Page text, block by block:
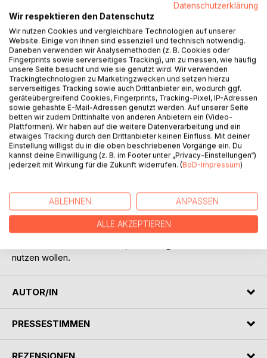
Selbstcoaching mit NLP - Band 2 versammelt 100 weitere
bewährte Formate der neurolinguistischen Programmierung
in kompakter und praxisnaher Form.
Alle Formate stammen direkt aus der erfolgreichen Reihe
der NLP-Formate und wurden unverändert übernommen.
Die Nummerierung bleibt bewusst identisch, sodass dieses
Buch nahtlos an die bestehenden Bände anschließt und als
systematisches Nachschlagewerk genutzt werden kann.
Ob Veränderung von Gewohnheiten, emotionale
Stabilisierung, Zielarbeit oder persönliche
Weiterentwicklung - die enthaltenen Formate bieten
konkrete, sofort anwendbare Werkzeuge für das
Selbstcoaching.
Im Unterschied zu den Einzelbänden liegt der Fokus dieses
sind in einem Band gebündelt und bewusst ohne Farbdruck
gestaltet, um einen günstigen und praktischen Zugang zu
Dieses Buch richtet sich an Anwender, Coaches und alle,
nutzen wollen.
AUTOR/IN
PRESSESTIMMEN
REZENSIONEN
Datenschutzerklärung
Wir respektieren den Datenschutz
Wir nutzen Cookies und vergleichbare Technologien auf unserer
Website. Einige von ihnen sind essenziell und technisch notwendig.
Daneben verwenden wir Analysemethoden (z. B. Cookies oder
Fingerprints sowie serverseitiges Tracking), um zu messen, wie häufig
unsere Seite besucht und wie sie genutzt wird. Wir verwenden
Trackingtechnologien zu Marketingzwecken und setzen hierzu
serverseitiges Tracking sowie auch Drittanbieter ein, wodurch ggf.
geräteübergreifend Cookies, Fingerprints, Tracking-Pixel, IP-Adressen
sowie gehashte E-Mail-Adressen genutzt werden. Auf unserer Seite
betten wir zudem Drittinhalte von anderen Anbietern ein (Video-
Plattformen). Wir haben auf die weitere Datenverarbeitung und ein
etwaiges Tracking durch den Drittanbieter keinen Einfluss. Mit deiner
Einstellung willigst du in die oben beschriebenen Vorgänge ein. Du
kannst deine Einwilligung (z. B. im Footer unter „Privacy-Einstellungen“)
jederzeit mit Wirkung für die Zukunft widerrufen. (BoD-Impressum)
ABLEHNEN ANPASSEN
ALLE AKZEPTIEREN